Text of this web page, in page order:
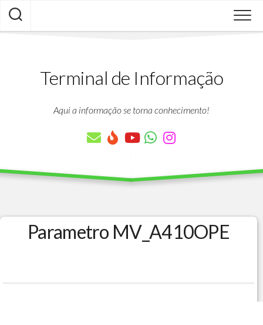
Skip
content
Terminal de Informação
Aqui a informação se torna conhecimento!
Parametro MV_A410OPE